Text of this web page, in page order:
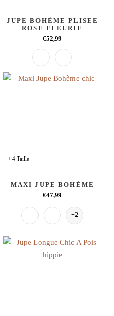
JUPE BOHÈME PLISEE
ROSE FLEURIE
€52,99
+ 4 Taille
MAXI JUPE BOHÈME
€47,99
+2